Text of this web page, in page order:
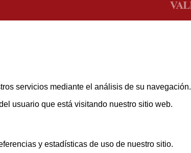
servicios mediante el análisis de su navegación.
usuario que está visitando nuestro sitio web.
y estadísticas de uso de nuestro sitio.